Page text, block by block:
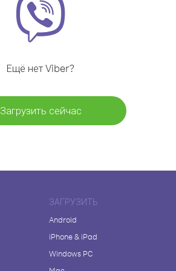
Ещё нет Viber?
Загрузить сейчас
ЗАГРУЗИТЬ
Android
iPhone & iPad
Windows PC